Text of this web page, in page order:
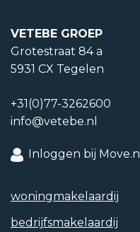
VETEBE GROEP
Grotestraat 84 a
5931 CX Tegelen
+31(0)77-3262600
info@vetebe.nl
Inloggen bij Move.nl
woning­makelaardij
bedrijfs­makelaardij